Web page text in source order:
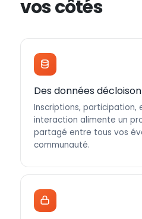
vos côtés
Des données
Inscriptions, participation,
interaction alimente un
partagé entre tous vos
communauté.